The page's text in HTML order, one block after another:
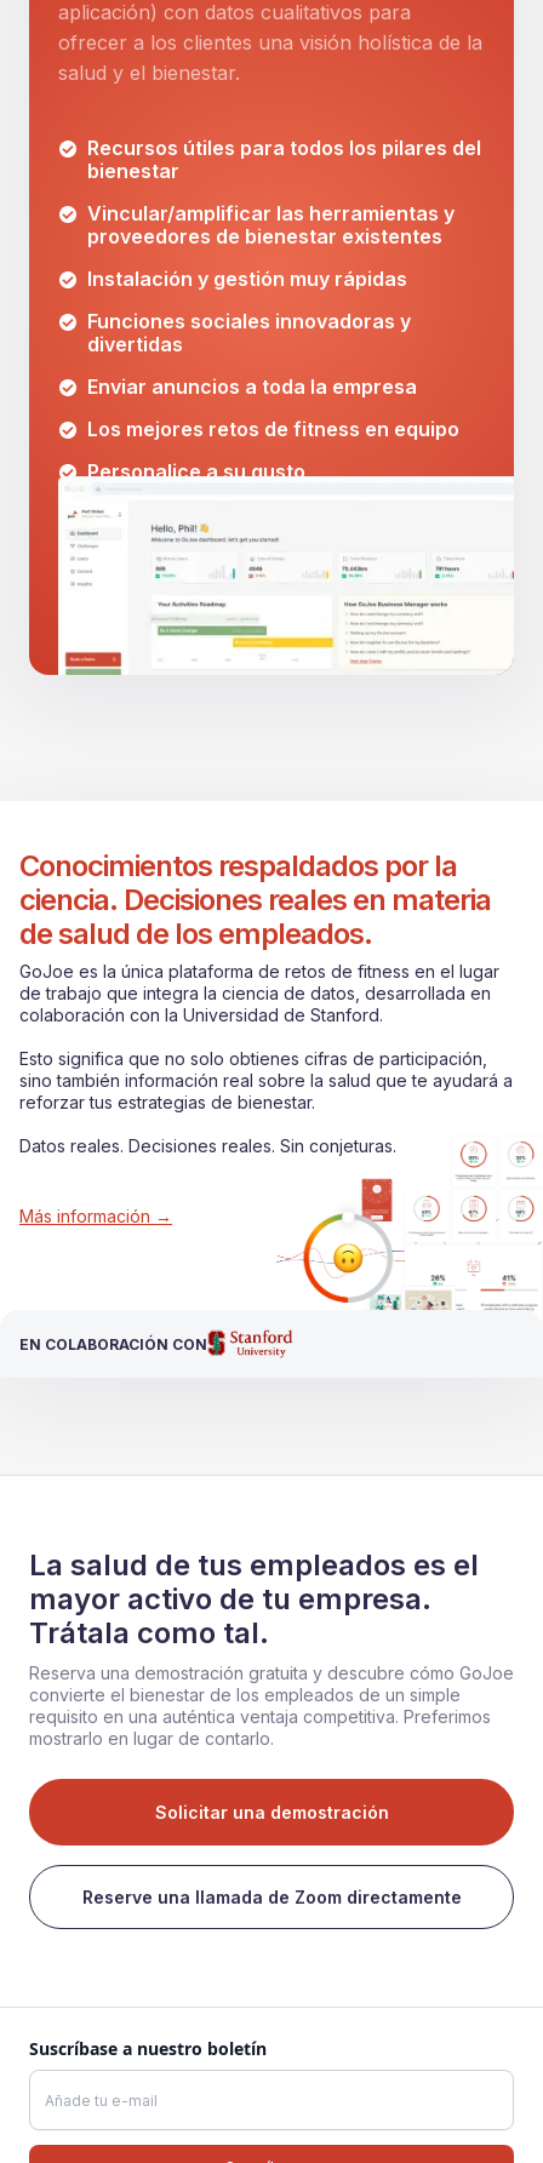
aplicación) con datos cualitativos para
ofrecer a los clientes una visión holística de la
salud y el bienestar.
Recursos útiles para todos los pilares del
bienestar
Vincular/amplificar las herramientas y
proveedores de bienestar existentes
Instalación y gestión muy rápidas
Funciones sociales innovadoras y
divertidas
Enviar anuncios a toda la empresa
Los mejores retos de fitness en equipo
Personalice a su gusto
Increíbles contenidos de entrenamiento
a la carta
Mostrar información relevante y
asociaciones
Conocimientos respaldados por la
ciencia. Decisiones reales en materia
de salud de los empleados.
GoJoe es la única plataforma de retos de fitness en el lugar
de trabajo que integra la ciencia de datos, desarrollada en
colaboración con la Universidad de Stanford.
Esto significa que no solo obtienes cifras de participación,
sino también información real sobre la salud que te ayudará a
reforzar tus estrategias de bienestar.
Datos reales. Decisiones reales. Sin conjeturas.
Más información →
EN COLABORACIÓN CON
EN COLABORACIÓN CON
La salud de tus empleados es el
mayor activo de tu empresa.
Trátala como tal.
Reserva una demostración gratuita y descubre cómo GoJoe
convierte el bienestar de los empleados de un simple
requisito en una auténtica ventaja competitiva. Preferimos
mostrarlo en lugar de contarlo.
Solicitar una demostración
Reserve una llamada de Zoom directamente
Suscríbase a nuestro boletín